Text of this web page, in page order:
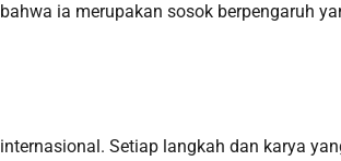
ia merupakan sosok berpengaruh
Setiap langkah dan karya